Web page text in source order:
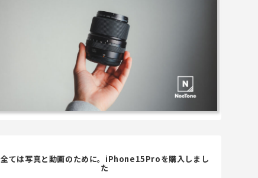
全ては写真と動画のために。iPhone15Proを購入しまし
た